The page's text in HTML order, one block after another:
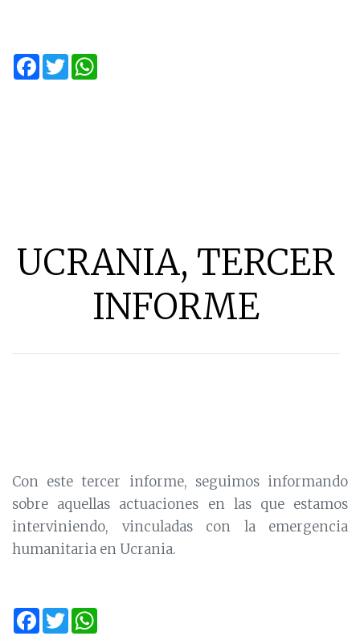
Facebook
Twitter
UCRANIA, TERCER
INFORME
Con este tercer informe, seguimos informando
sobre aquellas actuaciones en las que estamos
interviniendo, vinculadas con la emergencia
humanitaria en Ucrania.
Facebook
Twitter